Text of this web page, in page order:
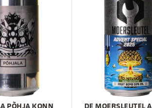
PÕHJA KONN DE MOERSLEUTEL